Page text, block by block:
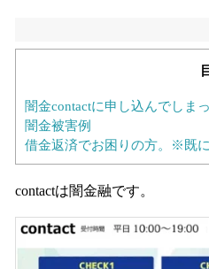
闇金contactに申し込んでしま
闇金被害例
借金返済でお困りの方。※既
contactは闇金融です。